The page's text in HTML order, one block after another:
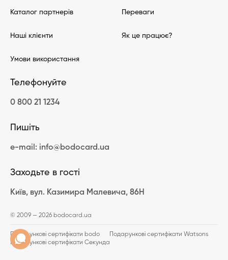
Каталог партнерів Переваги
Наші клієнти Як це працює?
Умови використання
Телефонуйте
0 800 21 1234
Пишіть
e-mail: info@bodocard.ua
Заходьте в гості
Київ, вул. Казимира Малевича, 86Н
© 2009 — 2026 bodocard.ua
Подарункові сертифікати bodo
Подарункові сертифікати Watsons
Подарункові сертифікати Секунда
Подарункові сертифікати bomond